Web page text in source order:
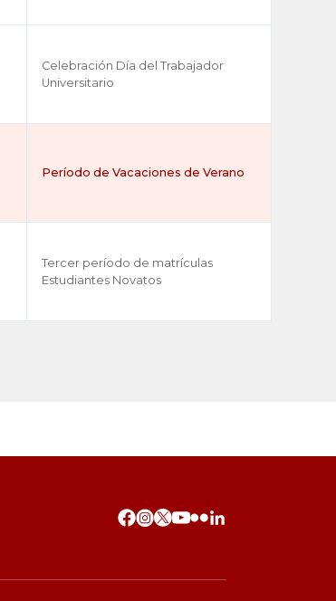
Celebración Día del Trabajador
Universitario
Período de Vacaciones de Verano
Tercer período de matrículas
Estudiantes Novatos